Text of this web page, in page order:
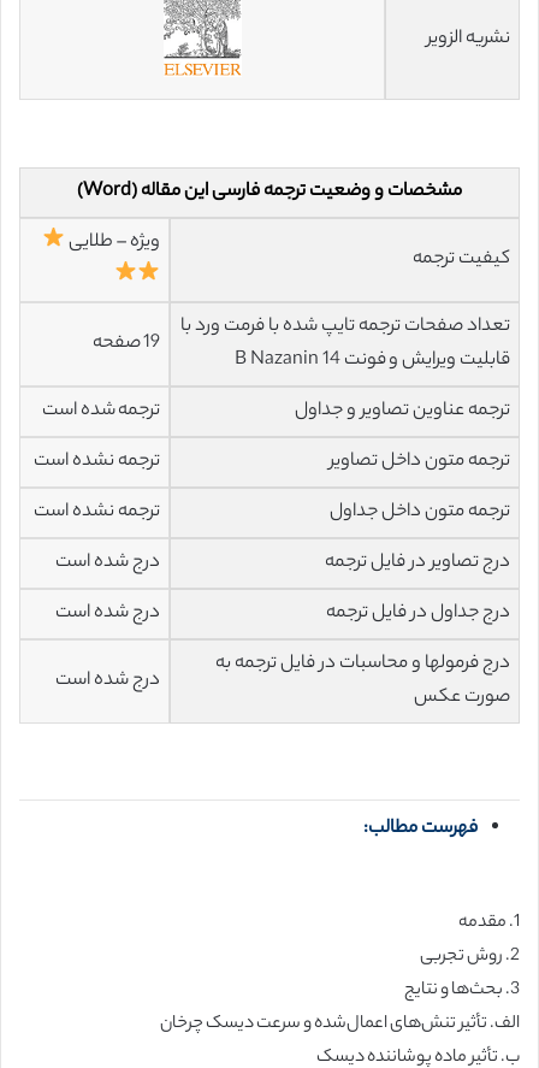
نشریه الزویر
مشخصات و وضعیت ترجمه فارسی این مقاله (Word)
کیفیت ترجمه
ویژه – طلایی
تعداد صفحات ترجمه تایپ شده با فرمت ورد با
قابلیت ویرایش و فونت 14 B Nazanin
19 صفحه
ترجمه عناوین تصاویر و جداول
ترجمه شده است
ترجمه متون داخل تصاویر
ترجمه نشده است
ترجمه متون داخل جداول
ترجمه نشده است
درج تصاویر در فایل ترجمه
درج شده است
درج جداول در فایل ترجمه
درج شده است
درج فرمولها و محاسبات در فایل ترجمه به
صورت عکس
درج شده است
فهرست مطالب:
1. مقدمه
2. روش تجربی
3. بحث‌ها و نتایج
الف. تأثیر تنش‌های اعمال‌شده و سرعت دیسک چرخان
ب. تأثیر ماده پوشاننده دیسک